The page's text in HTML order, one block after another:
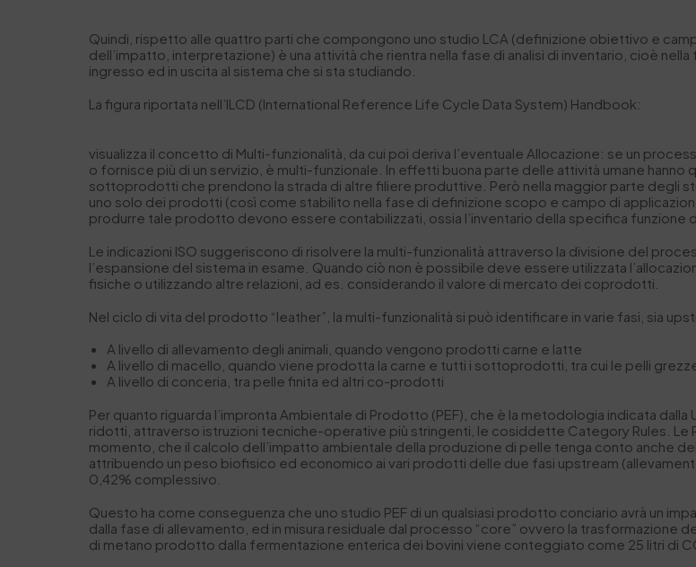
Quindi, rispetto alle quattro parti che compongono uno studio LCA (definizione obiettivo e
dell’impatto, interpretazione) è una attività che rientra nella fase di analisi di inventario, cioè
ingresso ed in uscita al sistema che si sta studiando.
La figura riportata nell’ILCD (International Reference Life Cycle Data System) Handbook:
visualizza il concetto di Multi-funzionalità , da cui poi deriva l’eventuale Allocazione: se un
o fornisce più di un servizio, è multi-funzionale . In effetti buona parte delle attività umane
sottoprodotti che prendono la strada di altre filiere produttive. Però nella maggior parte degli
uno solo dei prodotti (così come stabilito nella fase di definizione scopo e campo di
produrre tale prodotto devono essere contabilizzati, ossia l’inventario della specifica funzione
Le indicazioni ISO suggeriscono di risolvere la multi-funzionalità attraverso la divisione del
l’espansione del sistema in esame. Quando ciò non è possibile deve essere utilizzata l’
fisiche o utilizzando altre relazioni, ad es. considerando il valore di mercato dei coprodotti.
Nel ciclo di vita del prodotto “leather”, la multi-funzionalità si può identificare in varie fasi, sia
A livello di allevamento degli animali, quando vengono prodotti carne e latte
A livello di macello, quando viene prodotta la carne e tutti i sottoprodotti, tra cui le pelli
A livello di conceria, tra pelle finita ed altri co-prodotti
Per quanto riguarda l’impronta Ambientale di Prodotto (PEF), che è la metodologia indicata
ridotti, attraverso istruzioni tecniche-operative più stringenti, le cosiddette Category Rules. Le
momento, che il calcolo dell’impatto ambientale della produzione di pelle tenga conto anche
attribuendo un peso biofisico ed economico ai vari prodotti delle due fasi upstream
0,42% complessivo.
Questo ha come conseguenza che uno studio PEF di un qualsiasi prodotto conciario avrà un
dalla fase di allevamento, ed in misura residuale dal processo “core” ovvero la trasformazione
di metano prodotto dalla fermentazione enterica dei bovini viene conteggiato come 25 litri di